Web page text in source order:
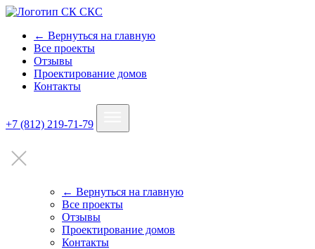
← Вернуться на главную
Все проекты
Отзывы
Проектирование домов
Контакты
+7 (812) 219-71-79
← Вернуться на главную
Все проекты
Отзывы
Проектирование домов
Контакты